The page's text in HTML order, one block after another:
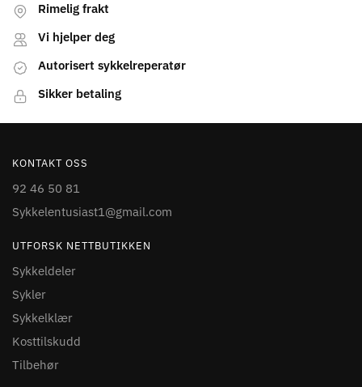
Rimelig frakt
Vi hjelper deg
Autorisert sykkelreperatør
Sikker betaling
KONTAKT OSS
92 46 50 81
Sykkelentusiast1@gmail.com
UTFORSK NETTBUTIKKEN
Sykkeldeler
Sykler
Sykkelklær
Kosttilskudd
Tilbehør